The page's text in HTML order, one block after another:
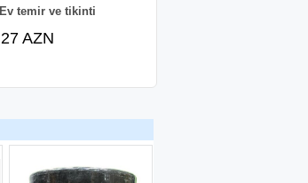
Ev temir ve tikinti
27 AZN